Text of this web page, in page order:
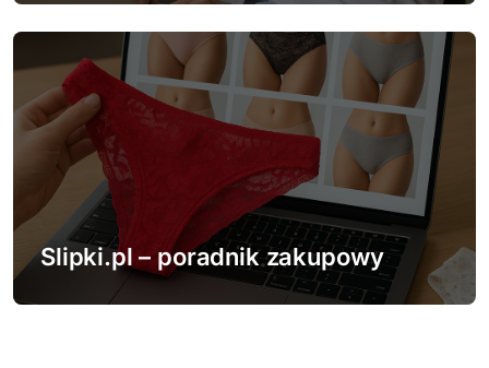
Slipki.pl – poradnik zakupowy